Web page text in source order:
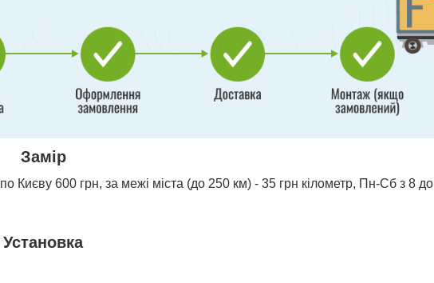
Замір
Києву 600 грн, за межі міста (до 250 км) - 35 грн кілометр, Пн-Сб з 8 до
Установка